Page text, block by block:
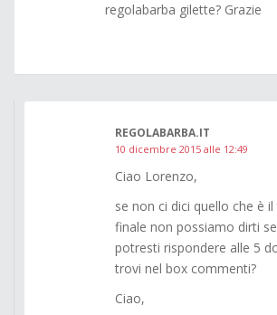
regolabarba gilette? Grazie
REGOLABARBA.IT
10 dicembre 2015 alle 12:49
Ciao Lorenzo,
se non ci dici quello che è
finale non possiamo dirti
potresti rispondere alle 5
trovi nel box commenti?
Ciao,